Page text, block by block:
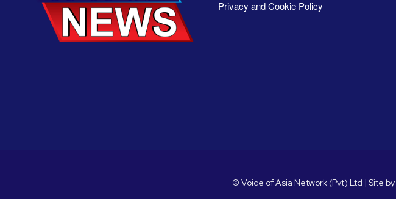
Privacy and Cookie Policy
© Voice of Asia Network (Pvt) Ltd | Site by